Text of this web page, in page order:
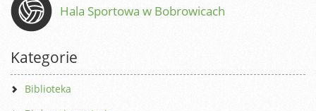
Hala Sportowa w Bobrowicach
Kategorie
Biblioteka